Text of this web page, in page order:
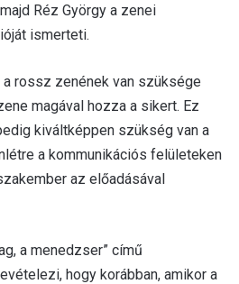
Réz György a zenei
ismerteti.
a rossz zenének van szüksége
magával hozza a sikert. Ez
kiváltképpen szükség van a
a kommunikációs felületeken
az előadásával
a menedzser” című
hogy korábban, amikor a